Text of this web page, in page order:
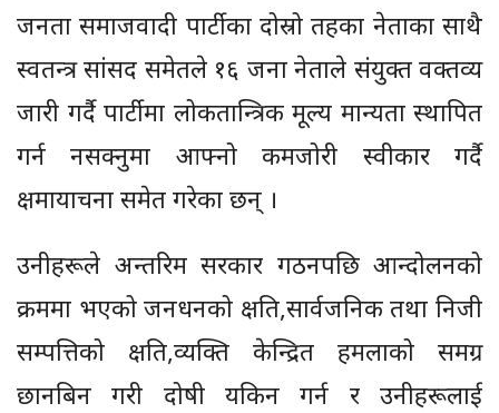
जनता समाजवादी पार्टीका दोस्रो तहका नेताका साथै
स्वतन्त्र सांसद समेतले १६ जना नेताले संयुक्त वक्तव्य
जारी गर्दै पार्टीमा लोकतान्त्रिक मूल्य मान्यता स्थापित
गर्न नसक्नुमा आफ्नो कमजोरी स्वीकार गर्दै
क्षमायाचना समेत गरेका छन् ।
उनीहरूले अन्तरिम सरकार गठनपछि आन्दोलनको
क्रममा भएको जनधनको क्षति,सार्वजनिक तथा निजी
सम्पत्तिको क्षति,व्यक्ति केन्द्रित हमलाको समग्र
छानबिन गरी दोषी यकिन गर्न र उनीहरूलाई